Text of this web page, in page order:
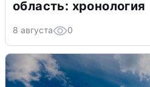
область: хронология
8 августа 0